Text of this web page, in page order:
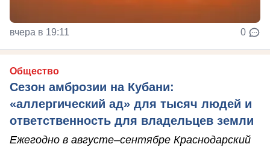
вчера в 19:11 0
Общество
Сезон амброзии на Кубани:
«аллергический ад» для тысяч людей и
ответственность для владельцев земли
Ежегодно в августе–сентябре Краснодарский